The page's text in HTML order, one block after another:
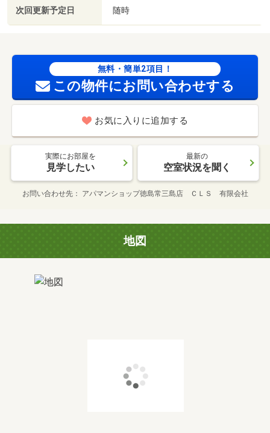
次回更新予定日 随時
無料・簡単2項目！
この物件にお問い合わせする
お気に入りに追加する
実際にお部屋を
見学したい
最新の
空室状況を聞く
お問い合わせ先 アパマンショップ徳島常三島店 ＣＬＳ 有限会社
地図